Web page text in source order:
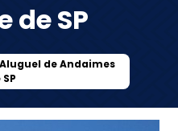
de SP
Aluguel de Andaimes